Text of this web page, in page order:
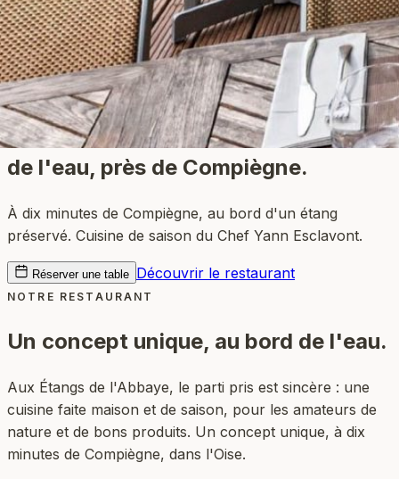
Restaurant bistronomique
au bord
de l'eau, près de Compiègne.
À dix minutes de Compiègne, au bord d'un étang
préservé. Cuisine de saison du Chef Yann Esclavont.
Réserver une table Découvrir le restaurant
NOTRE RESTAURANT
Un concept unique, au bord de l'eau.
Aux Étangs de l'Abbaye, le parti pris est sincère : une
cuisine faite maison et de saison, pour les amateurs de
nature et de bons produits. Un concept unique, à dix
minutes de Compiègne, dans l'Oise.